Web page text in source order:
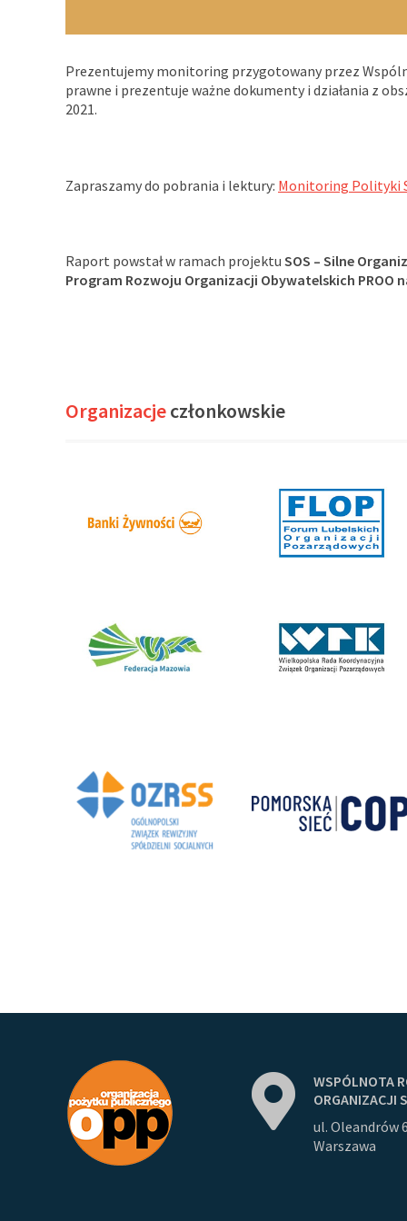
Prezentujemy monitoring przygotowany przez
prawne i prezentuje ważne dokumenty i działania z
2021.
Zapraszamy do pobrania i lektury: Monitoring Polityki
Raport powstał w ramach projektu SOS – Silne
Program Rozwoju Organizacji Obywatelskich PROO
Organizacjeczłonkowskie
WSPÓLNOTA
ORGANIZACJI
ul. Oleandrów
Warszawa